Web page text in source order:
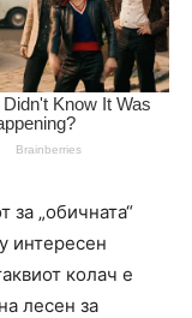
за „обичната“
интересен
колач е
лесен за